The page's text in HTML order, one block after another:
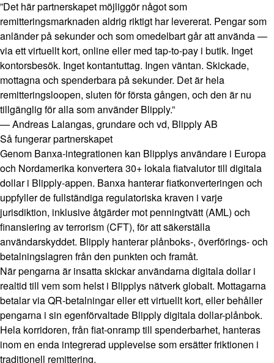
”Det här partnerskapet möjliggör något som
remitteringsmarknaden aldrig riktigt har levererat. Pengar som
anländer på sekunder och som omedelbart går att använda —
via ett virtuellt kort, online eller med tap-to-pay i butik. Inget
kontorsbesök. Inget kontantuttag. Ingen väntan. Skickade,
mottagna och spenderbara på sekunder. Det är hela
remitteringsloopen, sluten för första gången, och den är nu
tillgänglig för alla som använder Blipply.”
— Andreas Lalangas, grundare och vd, Blipply AB
Så fungerar partnerskapet
Genom Banxa-integrationen kan Blipplys användare i Europa
och Nordamerika konvertera 30+ lokala fiatvalutor till digitala
dollar i Blipply-appen. Banxa hanterar fiatkonverteringen och
uppfyller de fullständiga regulatoriska kraven i varje
jurisdiktion, inklusive åtgärder mot penningtvätt (AML) och
finansiering av terrorism (CFT), för att säkerställa
användarskyddet. Blipply hanterar plånboks-, överförings- och
betalningslagren från den punkten och framåt.
När pengarna är insatta skickar användarna digitala dollar i
realtid till vem som helst i Blipplys nätverk globalt. Mottagarna
betalar via QR-betalningar eller ett virtuellt kort, eller behåller
pengarna i sin egenförvaltade Blipply digitala dollar-plånbok.
Hela korridoren, från fiat-onramp till spenderbarhet, hanteras
inom en enda integrerad upplevelse som ersätter friktionen i
traditionell remittering.